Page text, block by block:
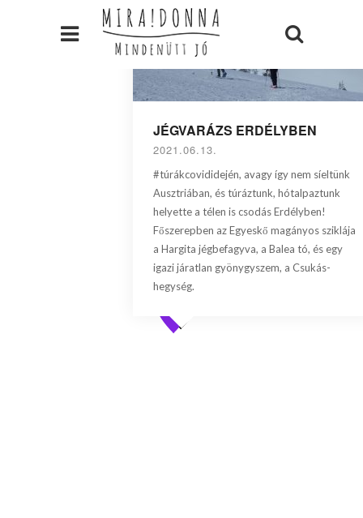
JÉGVARÁZS ERDÉLYBEN
2021.06.13.
#túrákcovididején, avagy így nem síeltünk
Ausztriában, és túráztunk, hótalpaztunk
helyette a télen is csodás Erdélyben!
Főszerepben az Egyeskő magányos sziklája
a Hargita jégbefagyva, a Balea tó, és egy
igazi járatlan gyönygyszem, a Csukás-
hegység.